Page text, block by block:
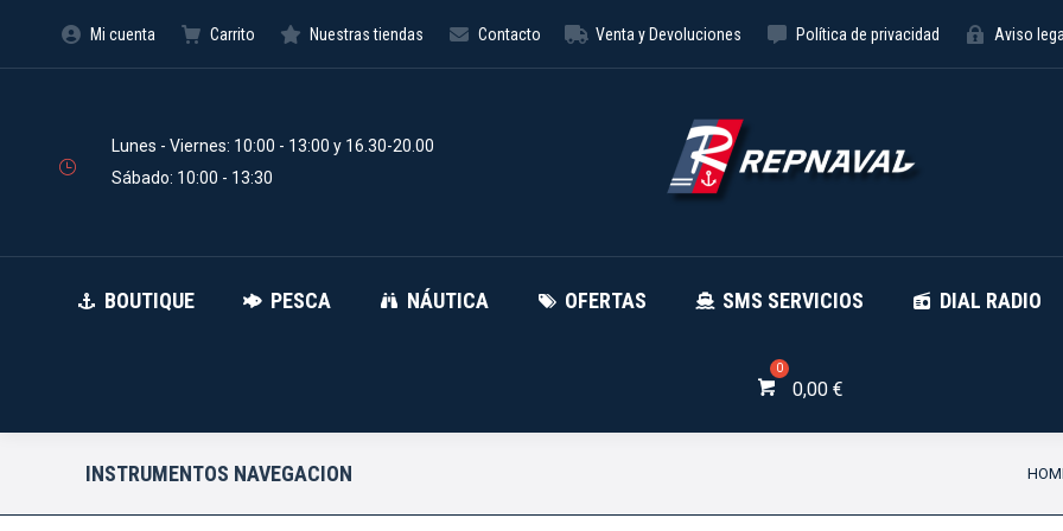
Mi cuenta Carrito Nuestras tiendas Contacto Venta y Devoluciones Política de privacidad Aviso legal
Lunes - Viernes: 10:00 - 13:00 y 16.30-20.00
Sábado: 10:00 - 13:30
BOUTIQUE PESCA NÁUTICA OFERTAS SMS SERVICIOS DIAL RADIO
0,00 €
INSTRUMENTOS NAVEGACION You
BOUTIQUE PESCA NÁUTICA OFERTAS SMS
productos